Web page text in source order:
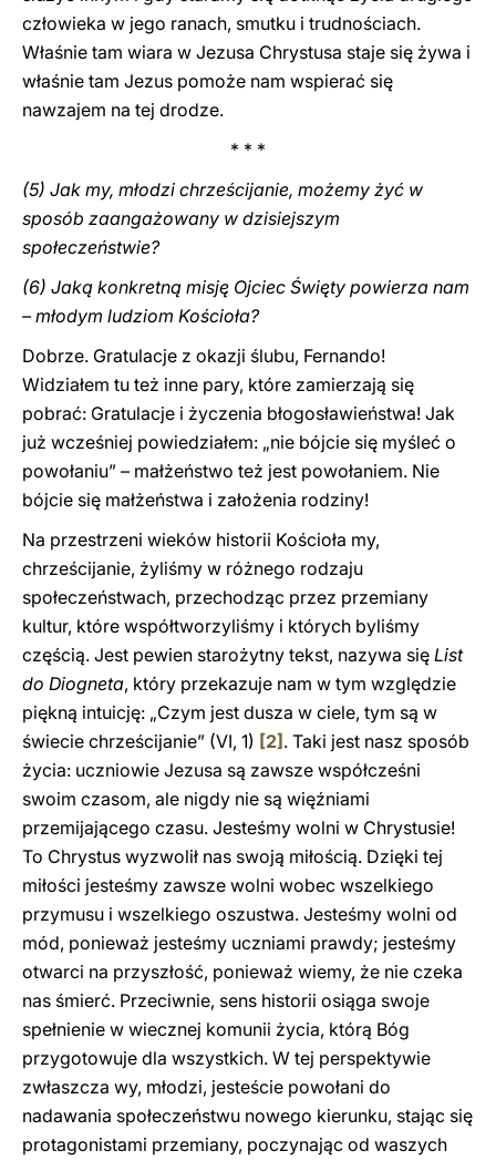
człowieka w jego ranach, smutku i trudnościach.
Właśnie tam wiara w Jezusa Chrystusa staje się żywa i
właśnie tam Jezus pomoże nam wspierać się
nawzajem na tej drodze.
* * *
(5) Jak my, młodzi chrześcijanie, możemy żyć w
sposób zaangażowany w dzisiejszym
społeczeństwie?
(6) Jaką konkretną misję Ojciec Święty powierza nam
– młodym ludziom Kościoła?
Dobrze. Gratulacje z okazji ślubu, Fernando!
Widziałem tu też inne pary, które zamierzają się
pobrać: Gratulacje i życzenia błogosławieństwa! Jak
już wcześniej powiedziałem: „nie bójcie się myśleć o
powołaniu” – małżeństwo też jest powołaniem. Nie
bójcie się małżeństwa i założenia rodziny!
Na przestrzeni wieków historii Kościoła my,
chrześcijanie, żyliśmy w różnego rodzaju
społeczeństwach, przechodząc przez przemiany
kultur, które współtworzyliśmy i których byliśmy
częścią. Jest pewien starożytny tekst, nazywa się List
do Diogneta, który przekazuje nam w tym względzie
piękną intuicję: „Czym jest dusza w ciele, tym są w
świecie chrześcijanie” (VI, 1) [2] . Taki jest nasz sposób
życia: uczniowie Jezusa są zawsze współcześni
swoim czasom, ale nigdy nie są więźniami
przemijającego czasu. Jesteśmy wolni w Chrystusie!
To Chrystus wyzwolił nas swoją miłością. Dzięki tej
miłości jesteśmy zawsze wolni wobec wszelkiego
przymusu i wszelkiego oszustwa. Jesteśmy wolni od
mód, ponieważ jesteśmy uczniami prawdy; jesteśmy
otwarci na przyszłość, ponieważ wiemy, że nie czeka
nas śmierć. Przeciwnie, sens historii osiąga swoje
spełnienie w wiecznej komunii życia, którą Bóg
przygotowuje dla wszystkich. W tej perspektywie
zwłaszcza wy, młodzi, jesteście powołani do
nadawania społeczeństwu nowego kierunku, stając się
protagonistami przemiany, poczynając od waszych